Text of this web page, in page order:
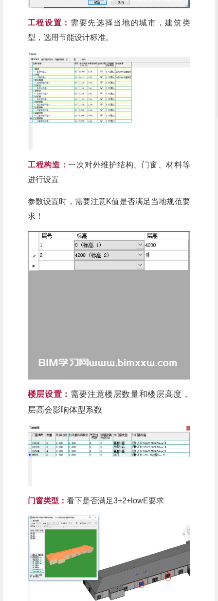
工程设置： 需要先选择当地的城市，建筑类
型，选用节能设计标准。
工程构造：一次对外维护结构、门窗、材料等
进行设置
参数设置时，需要注意K值是否满足当地规范要
求！
楼层设置： 需要注意楼层数量和楼层高度，
层高会影响体型系数
门窗类型： 看下是否满足3+2+lowE要求